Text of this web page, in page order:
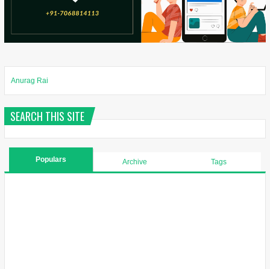
Anurag Rai
SEARCH THIS SITE
Populars Archive Tags